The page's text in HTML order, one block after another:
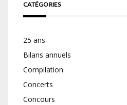
CATÉGORIES
25 ans
Bilans annuels
Compilation
Concerts
Concours